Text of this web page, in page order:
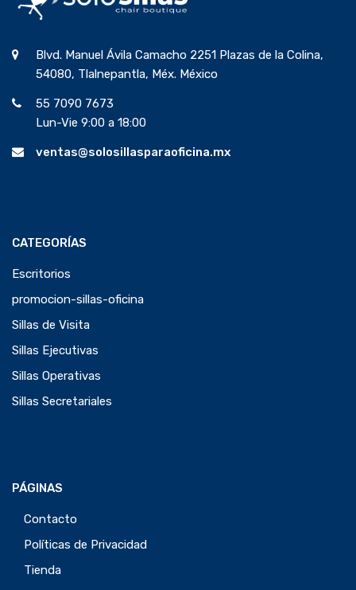
Blvd. Manuel Ávila Camacho 2251 Plazas de la Colina,
54080, Tlalnepantla, Méx. México
55 7090 7673
Lun-Vie 9:00 a 18:00
ventas@solosillasparaoficina.mx
CATEGORÍAS
Escritorios
promocion-sillas-oficina
Sillas de Visita
Sillas Ejecutivas
Sillas Operativas
Sillas Secretariales
PÁGINAS
Contacto
Políticas de Privacidad
Tienda